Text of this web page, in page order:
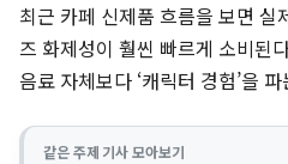
최근 카페 신제품 흐름을 보면 실
즈 화제성이 훨씬 빠르게 소비된
음료 자체보다 ‘캐릭터 경험’을
같은 주제 기사 모아보기